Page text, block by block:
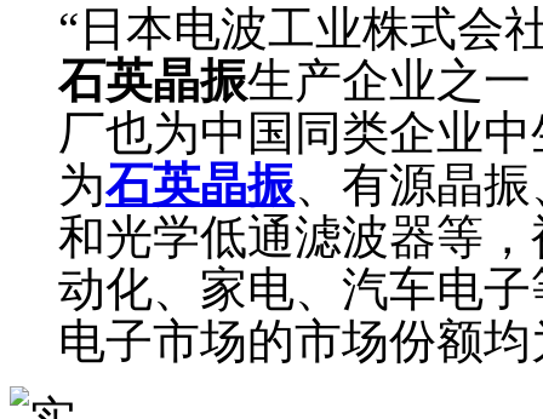
“日本电波工业株式会
石英晶振生产企业之
厂也为中国同类企业
为石英晶振、有源晶
和光学低通滤波器等
动化、家电、汽车电
电子市场的市场份额